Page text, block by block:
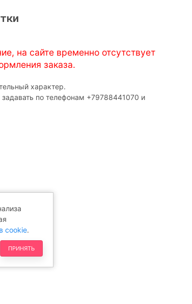
на сайте временно отсутствует
заказа.
характер.
по телефонам ‎+79788441070 и
cookie.
ПРИНЯТЬ